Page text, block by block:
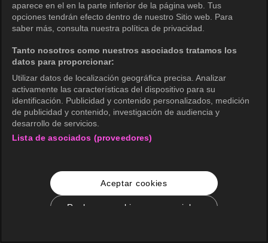
aparece en el en la parte inferior de la página web. Tus
opciones tendrán efecto dentro de nuestro Sitio web. Para
saber más, consulta nuestra política de privacidad.
Tanto nosotros como nuestros asociados tratamos los
datos para proporcionar:
Utilizar datos de localización geográfica precisa. Analizar
activamente las características del dispositivo para su
identificación. Publicidad y contenido personalizados, medición
de publicidad y contenido, investigación de audiencia y
desarrollo de servicios.
Lista de asociados (proveedores)
Aceptar cookies
Rechazar cookies no esenciales